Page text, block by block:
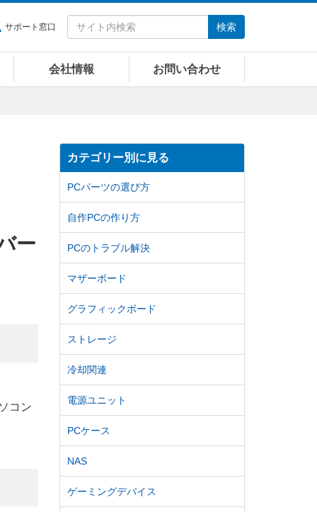
サポート窓口 検索
会社情報 お問い合わせ
ー
コン
カテゴリー別に見る
PCパーツの選び方
自作PCの作り方
PCのトラブル解決
マザーボード
グラフィックボード
ストレージ
冷却関連
電源ユニット
PCケース
NAS
ゲーミングデバイス